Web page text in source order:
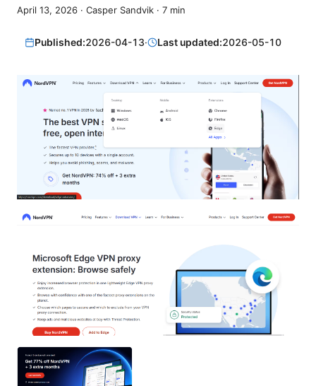
April 13, 2026 · Casper Sandvik · 7 min
Published:2026-04-13· Last updated:2026-05-10